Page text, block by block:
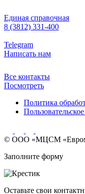
Единая справочная
8 (3812) 331-400
Telegram
Написать нам
Все контакты
Посмотреть
Политика
© ООО «МЦСМ
Заполните форму
Оставьте свои